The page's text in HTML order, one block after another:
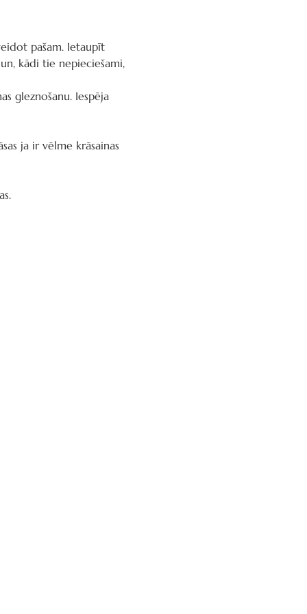
pašam. Ietaupīt
kādi tie nepieciešami,
gleznošanu. Iespēja
ja ir vēlme krāsainas